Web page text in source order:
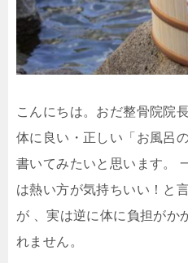
こんにちは。おだ整骨院院
体に良い・正しい「お風呂
書いてみたいと思います。
は熱い方が気持ちいい！と
が 、実は逆に体に負担がか
れません。